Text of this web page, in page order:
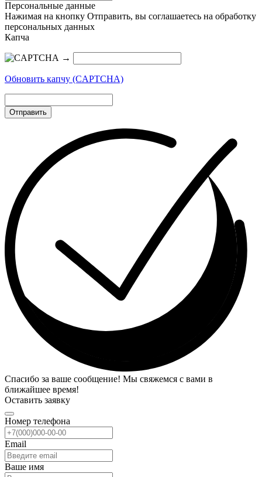
Персональные данные
Нажимая на кнопку Отправить, вы соглашаетесь на обработку
персональных данных
Капча
→
Обновить капчу (CAPTCHA)
Отправить
Спасибо за ваше сообщение! Мы свяжемся с вами в
ближайшее время!
Оставить заявку
Номер телефона
Email
Ваше имя